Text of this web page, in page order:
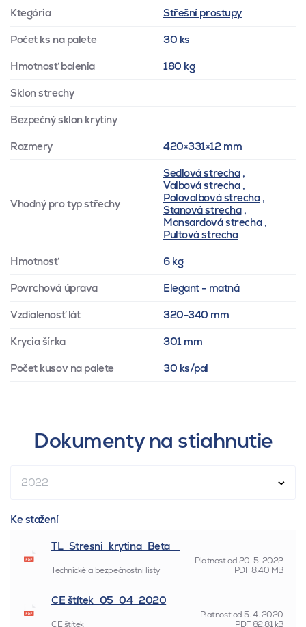
Ktegória Střešní prostupy
Počet ks na palete 30 ks
Hmotnosť balenia 180 kg
Sklon strechy
Bezpečný sklon krytiny
Rozmery 420×331×12 mm
Vhodný pro typ střechy
Sedlová strecha,
Valbová strecha,
Polovalbová strecha,
Stanová strecha,
Mansardová strecha,
Pultová strecha
Hmotnosť 6 kg
Povrchová úprava Elegant - matná
Vzdialenosť lát 320-340 mm
Krycia šírka 301 mm
Počet kusov na palete 30 ks/pal
Dokumenty na stiahnutie
2022
Ke stažení
TL_Stresni_krytina_Beta__
Platnost od20. 5. 2022
Technické a bezpečnostní listy
PDF8.40 MB
CE štítek_05_04_2020
Platnost od 5. 4. 2020
CE štítek
PDF82.81 kB